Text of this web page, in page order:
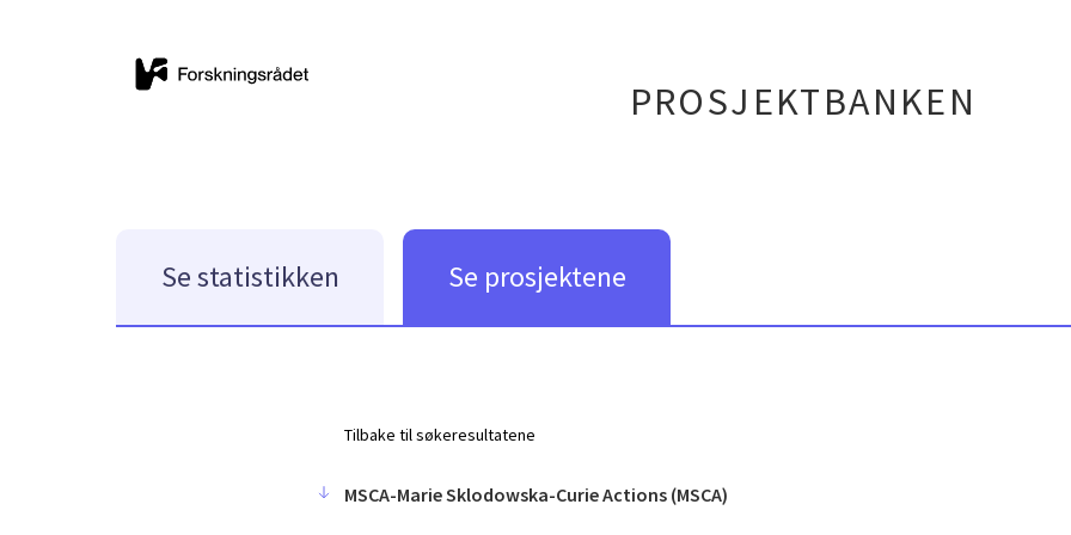
PROSJEKTBANKEN
Se statistikken Se prosjektene
Tilbake til søkeresultatene
MSCA-Marie Sklodowska-Curie Actions (MSCA)